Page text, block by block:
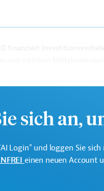
finanziert
sich an,
Login" und loggen Sie
einen neuen Account